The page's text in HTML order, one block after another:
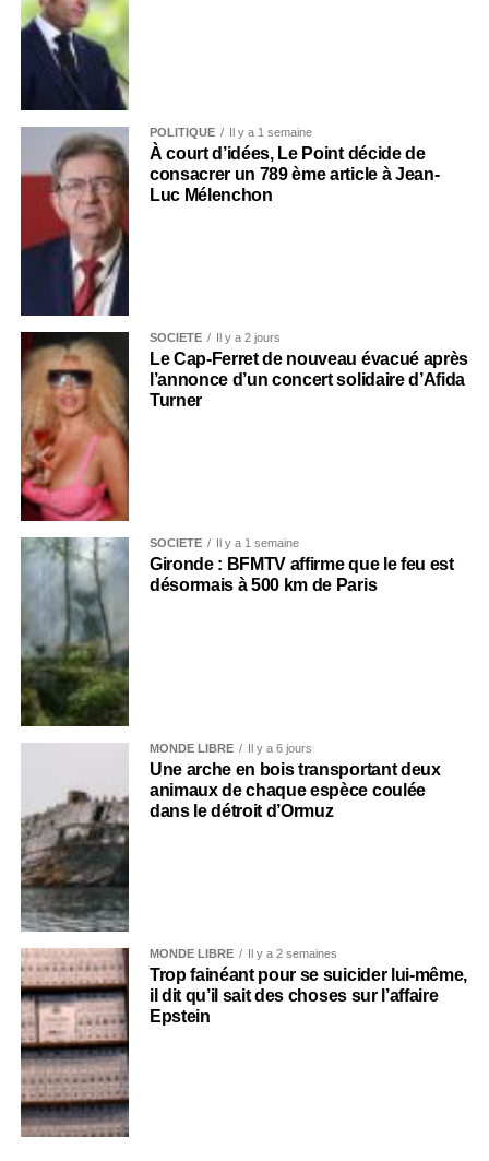
POLITIQUE Il y a 1 semaine
À court d’idées, Le Point décide de
consacrer un 789 ème article à Jean-
Luc Mélenchon
SOCIÉTÉ Il y a 2 jours
Le Cap-Ferret de nouveau évacué après
l’annonce d’un concert solidaire d’Afida
Turner
SOCIÉTÉ Il y a 1 semaine
Gironde : BFMTV affirme que le feu est
désormais à 500 km de Paris
MONDE LIBRE Il y a 6 jours
Une arche en bois transportant deux
animaux de chaque espèce coulée
dans le détroit d’Ormuz
MONDE LIBRE Il y a 2 semaines
Trop fainéant pour se suicider lui-même,
il dit qu’il sait des choses sur l’affaire
Epstein